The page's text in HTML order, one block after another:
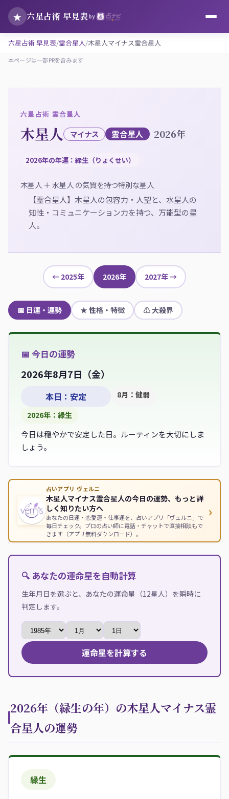
★ 六星占術 早見表by
六星占術 早見表 霊合星人 木星人マイナス霊合星人
本ページは一部PRを含みます
六星占術 霊合星人
木星人 マイナス 霊合星人 2026年
2026年の年運：緑生（りょくせい）
木星人 ＋ 水星人 の気質を持つ特別な星人
【霊合星人】木星人の包容力・人望と、水星人の
知性・コミュニケーション力を持つ、万能型の星
人。
← 2025年 2026年 2027年 →
📅 日運・運勢 ★ 性格・特徴 ⚠ 大殺界
📅 今日の運勢
2026年8月7日（金）
本日：安定
8月：健弱
2026年：緑生
今日は穏やかで安定した日。ルーティンを大切にしま
しょう。
占いアプリ ヴェルニ
木星人マイナス霊合星人の今日の運勢、もっと詳
しく知りたい方へ
あなたの日運・恋愛運・仕事運を、占いアプリ「ヴェルニ」で
毎日チェック。プロの占い師に電話・チャットで直接相談もで
きます（アプリ無料ダウンロード）。
›
🔍 あなたの運命星を自動計算
生年月日を選ぶと、あなたの運命星（12星人）を瞬時に
判定します。
運命星を計算する
2026年（緑生の年）の木星人マイナス霊
合星人の運勢
緑生